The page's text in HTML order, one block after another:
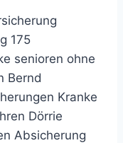
175
senioren ohne
Bernd
Kranke
Dörrie
Absicherung